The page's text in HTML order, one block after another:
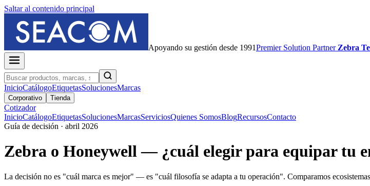
Saltar al contenido principal
Apoyando su gestión desde 1991PremierSolution Partner Zebra
InicioCatálogoEtiquetasSolucionesMarcas
Corporativo Tienda
Cotizador
InicioCatálogoEtiquetasSolucionesMarcasServiciosQuienes SomosBlogRecursosContacto
Guía de decisión · abril 2026
Zebra o Honeywell — ¿cuál elegir para equipar tu
La decisión no es "cuál marca es mejor" — es "cuál filosofía se adapta a tu operación". Comparamos